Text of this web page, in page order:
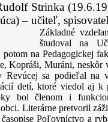
Strinka
– učiteľ,
Základné
študoval na
potom na Pedagogickej
Kopráši, Muráni,
Revúcej sa podieľal na
detí, ktoré viedol aj k
bol členom i
Literárne pretvoril
Poľovníctvo a